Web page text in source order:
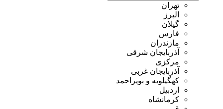
تهران
البرز
گیلان
فارس
مازندران
آذربایجان شرقی
مرکزی
آذربایجان غربی
کهگیلویه و بویراحمد
اردبیل
کرمانشاه